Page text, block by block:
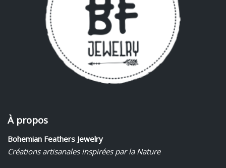
À propos
Bohemian Feathers Jewelry
Créations artisanales inspirées par la Nature